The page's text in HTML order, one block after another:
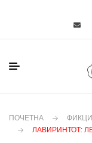
ПОЧЕТНА
ЛАВИРИНТОТ: